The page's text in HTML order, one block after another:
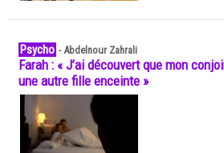
Psycho -Abdelnour Zahrali
Farah : « J’ai découvert que mon
une autre fille enceinte »